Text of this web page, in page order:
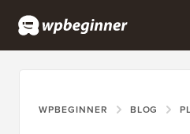
WPBEGINNER BLOG